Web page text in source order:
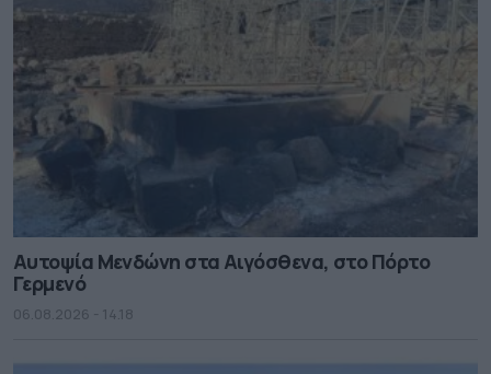
Αυτοψία Μενδώνη στα Αιγόσθενα, στο Πόρτο
Γερμενό
06.08.2026 - 14.18